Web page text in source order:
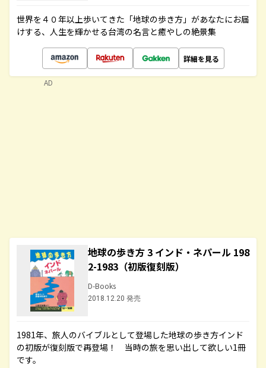
世界を４０年以上歩いてきた「地球の歩き方」があなたにお届
けする、人生を輝かせる台湾の名言と癒やしの絶景集
詳細を見る
地球の歩き方 3 インド・ネパール 198
2-1983（初版復刻版）
D-Books
2018.12.20 発売
1981年、旅人のバイブルとして登場した地球の歩き方インド
の初版が復刻版で再登場！ 当時の旅を思い出して欲しい1冊
です。
AD